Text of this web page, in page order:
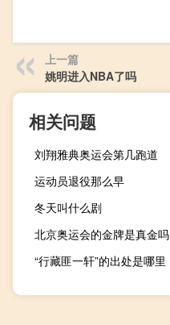
上一篇
姚明进入NBA了吗
相关问题
刘翔雅典奥运会第几跑道
运动员退役那么早
冬天叫什么剧
北京奥运会的金牌是真金吗
“行藏匪一轩”的出处是哪里